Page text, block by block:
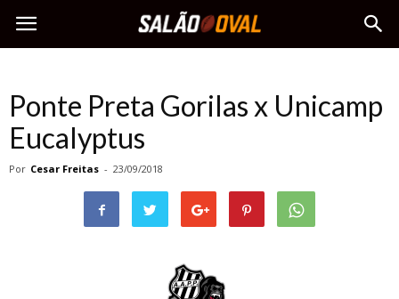
Ponte Preta Gorilas x Unicamp
Eucalyptus
Por Cesar Freitas - 23/09/2018